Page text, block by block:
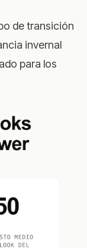
de transición
invernal
para los